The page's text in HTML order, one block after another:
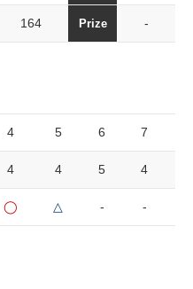
164 Prize -
4 5 6 7
4 4 5 4
◯ △ - -